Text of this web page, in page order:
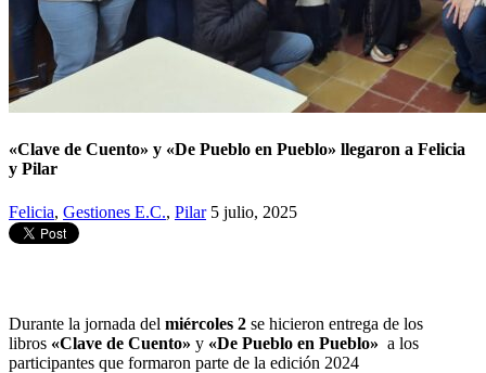
«Clave de Cuento» y «De Pueblo en Pueblo» llegaron a Felicia
y Pilar
Felicia, Gestiones E.C., Pilar 5 julio, 2025
Durante la jornada del miércoles 2 se hicieron entrega de los
libros «Clave de Cuento» y «De Pueblo en Pueblo» a los
participantes que formaron parte de la edición 2024